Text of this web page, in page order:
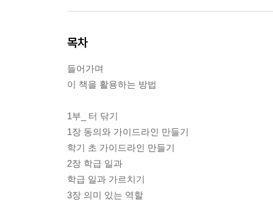
목차
들어가며
이 책을 활용하는 방법
1부_ 터 닦기
1장 동의와 가이드라인 만들기
학기 초 가이드라인 만들기
2장 학급 일과
학급 일과 가르치기
3장 의미 있는 역할